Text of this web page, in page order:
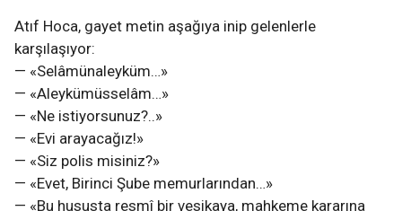
Atıf Hoca, gayet metin aşağıya inip gelenlerle
karşılaşıyor:
— «Selâmünaleyküm…»
— «Aleykümüsselâm…»
— «Ne istiyorsunuz?..»
— «Evi arayacağız!»
— «Siz polis misiniz?»
— «Evet, Birinci Şube memurlarından…»
— «Bu hususta resmî bir vesikaya, mahkeme kararına